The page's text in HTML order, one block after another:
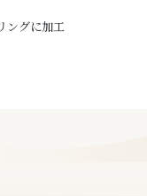
ングに加工